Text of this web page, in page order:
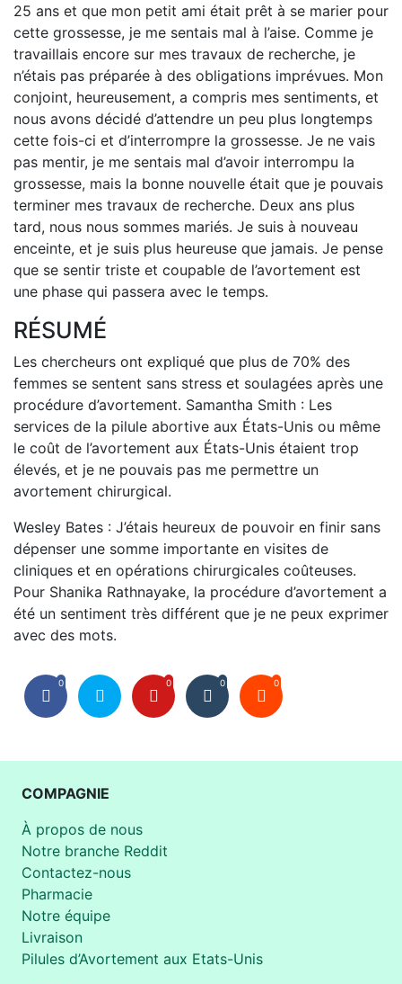
25 ans et que mon petit ami était prêt à se marier pour
cette grossesse, je me sentais mal à l’aise. Comme je
travaillais encore sur mes travaux de recherche, je
n’étais pas préparée à des obligations imprévues. Mon
conjoint, heureusement, a compris mes sentiments, et
nous avons décidé d’attendre un peu plus longtemps
cette fois-ci et d’interrompre la grossesse. Je ne vais
pas mentir, je me sentais mal d’avoir interrompu la
grossesse, mais la bonne nouvelle était que je pouvais
terminer mes travaux de recherche. Deux ans plus
tard, nous nous sommes mariés. Je suis à nouveau
enceinte, et je suis plus heureuse que jamais. Je pense
que se sentir triste et coupable de l’avortement est
une phase qui passera avec le temps.
RÉSUMÉ
Les chercheurs ont expliqué que plus de 70% des
femmes se sentent sans stress et soulagées après une
procédure d’avortement. Samantha Smith : Les
services de la pilule abortive aux États-Unis ou même
le coût de l’avortement aux États-Unis étaient trop
élevés, et je ne pouvais pas me permettre un
avortement chirurgical.
Wesley Bates : J’étais heureux de pouvoir en finir sans
dépenser une somme importante en visites de
cliniques et en opérations chirurgicales coûteuses.
Pour Shanika Rathnayake, la procédure d’avortement a
été un sentiment très différent que je ne peux exprimer
avec des mots.
0 0 0 0
COMPAGNIE
À propos de nous
Notre branche Reddit
Contactez-nous
Pharmacie
Notre équipe
Livraison
Pilules d’Avortement aux Etats-Unis